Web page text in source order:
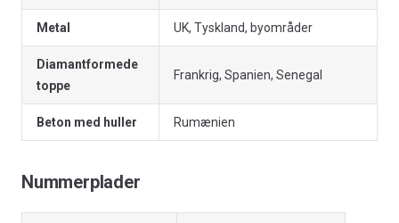
Metal UK, Tyskland, byområder
Diamantformede
toppe
Frankrig, Spanien, Senegal
Beton med huller Rumænien
Nummerplader